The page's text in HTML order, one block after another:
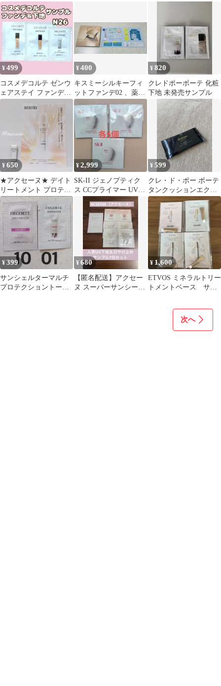
ー 01 お試し 10回分
¥499
コスメデコルテ ゼンウ
ェアステイ ファンデー
ション UVコンフォー
ト エアリート
¥400
キスミーシルキーフィ
ットファンデ02 、薬用
制汗クリームのサンプ
ル
¥820
クレドポーボーテ 化粧
下地 未発売サンプル
¥650
★アクセーヌ★ デイト
リートメント プロテク
ション サンプル
¥2,999
SK-II ジェノプティク
ス CCプライマー UVク
リーム サンプル15個
¥599
クレ・ド・ポー ボーテ
タンクッションエクラ
ルミヌ サンプル
¥399
サンシェルターマルチ
プロテクショントーン
¥680
【匿名配送】アクセー
ヌ スーパーサンシール
¥ 1,600
ETVOS ミネラルトリー
トメントベース サン
次へ